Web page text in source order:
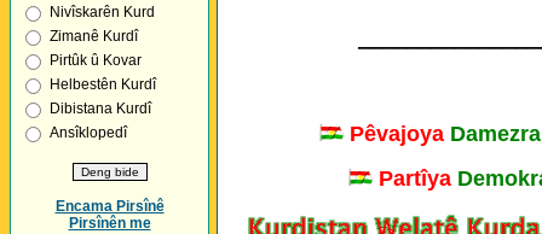
Nivîskarên Kurd
Zimanê Kurdî
Pirtûk û Kovar
Helbestên Kurdî
Dibistana Kurdî
Ansîklopedî
Encama Pirsînê
Pirsînên me
Pêvajoya
Partîya